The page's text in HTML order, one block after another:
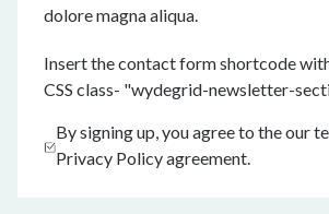
dolore magna aliqua.
Insert the contact form shortcode
CSS class- "wydegrid-newsletter-
By signing up, you agree to the our
Privacy Policy agreement.